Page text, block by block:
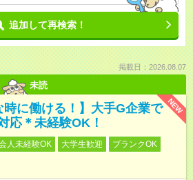
追加して再検索！
掲載日：2026.08.07
未読
NEW
時に働ける！】大手G企業で
応＊未経験OK！
人未経験OK 大学生歓迎
ブランクOK